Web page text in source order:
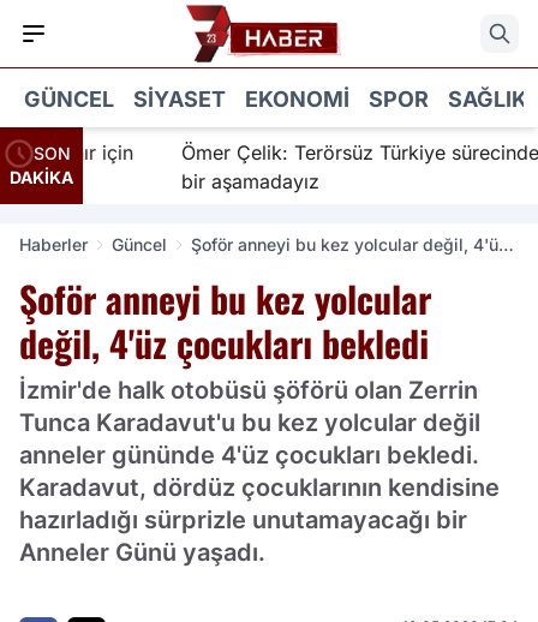
GÜNCEL SIYASET EKONOMI SPOR SAĞLIK
SON
DAKİKA
İnanır için
Ömer Çelik: Terörsüz Türkiye sürecinde
bir aşamadayız
Haberler Güncel
Şoför anneyi bu kez yolcular değil, 4'üz
Şoför anneyi bu kez yolcular
değil, 4'üz çocukları bekledi
İzmir'de halk otobüsü şöförü olan Zerrin
Tunca Karadavut'u bu kez yolcular değil
anneler gününde 4'üz çocukları bekledi.
Karadavut, dördüz çocuklarının kendisine
hazırladığı sürprizle unutamayacağı bir
Anneler Günü yaşadı.